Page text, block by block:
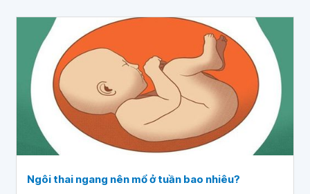
Ngôi thai ngang nên mổ ở tuần bao nhiêu?